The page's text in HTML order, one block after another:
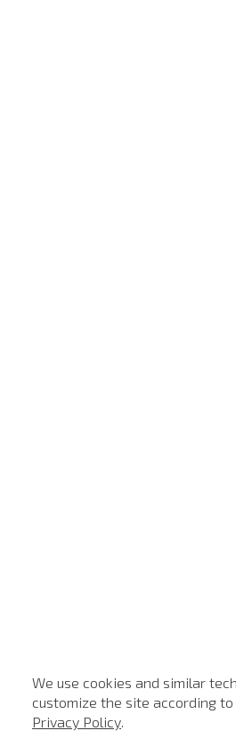
We use cookies and similar
customize the site according
Privacy Policy.